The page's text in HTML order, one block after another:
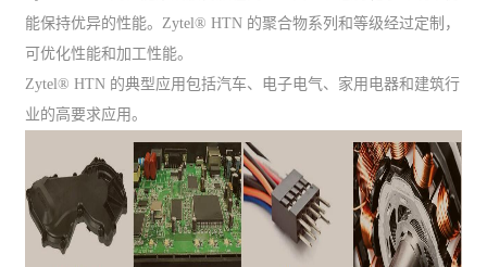
能保持优异的性能。Zytel® HTN 的聚合物系列和等级经过定制，
可优化性能和加工性能。
Zytel® HTN 的典型应用包括汽车、电子电气、家用电器和建筑行
业的高要求应用。